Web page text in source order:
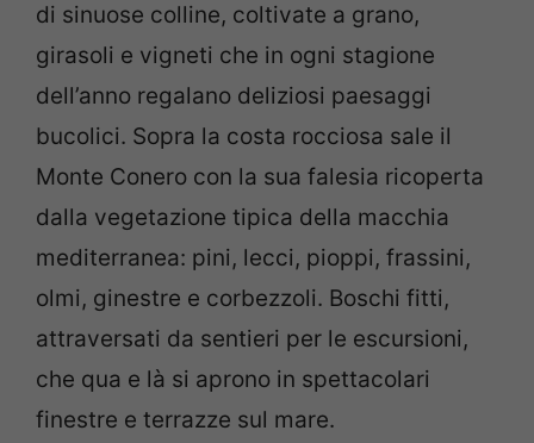
di sinuose colline, coltivate a grano,
girasoli e vigneti che in ogni stagione
dell’anno regalano deliziosi paesaggi
bucolici. Sopra la costa rocciosa sale il
Monte Conero con la sua falesia ricoperta
dalla vegetazione tipica della macchia
mediterranea: pini, lecci, pioppi, frassini,
olmi, ginestre e corbezzoli. Boschi fitti,
attraversati da sentieri per le escursioni,
che qua e là si aprono in spettacolari
finestre e terrazze sul mare.